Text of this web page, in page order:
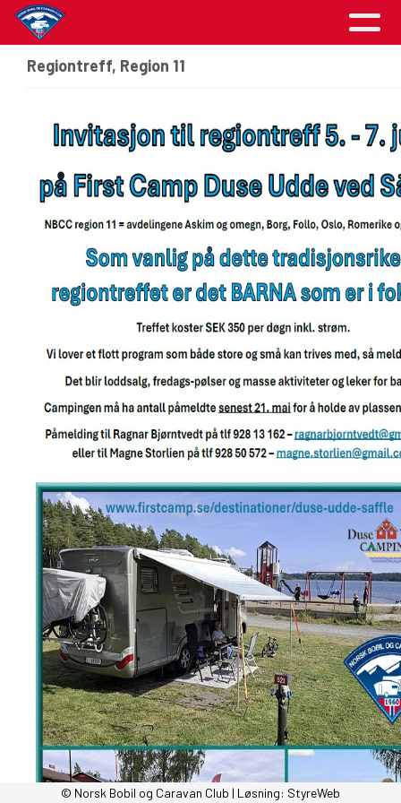
Regiontreff, Region 11
© Norsk Bobil og Caravan Club | Løsning: StyreWeb